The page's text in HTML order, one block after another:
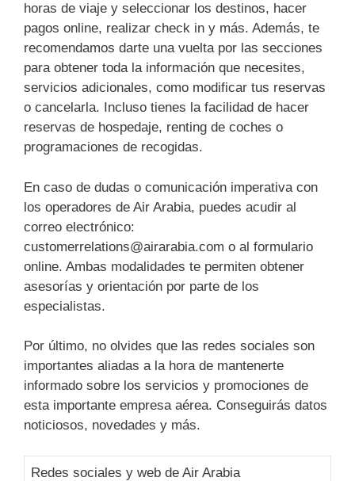
horas de viaje y seleccionar los destinos, hacer
pagos online, realizar check in y más. Además, te
recomendamos darte una vuelta por las secciones
para obtener toda la información que necesites,
servicios adicionales, como modificar tus reservas
o cancelarla. Incluso tienes la facilidad de hacer
reservas de hospedaje, renting de coches o
programaciones de recogidas.
En caso de dudas o comunicación imperativa con
los operadores de Air Arabia, puedes acudir al
correo electrónico:
customerrelations@airarabia.com o al formulario
online. Ambas modalidades te permiten obtener
asesorías y orientación por parte de los
especialistas.
Por último, no olvides que las redes sociales son
importantes aliadas a la hora de mantenerte
informado sobre los servicios y promociones de
esta importante empresa aérea. Conseguirás datos
noticiosos, novedades y más.
Redes sociales y web de Air Arabia